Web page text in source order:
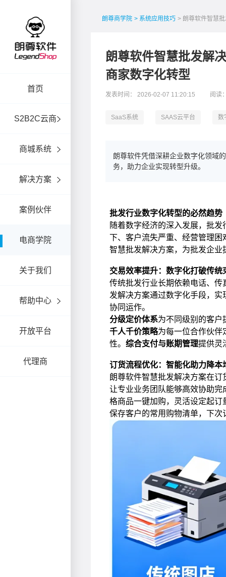
首页
S2B2C云商
商城系统
解决方案
案例伙伴
电商学院
关于我们
帮助中心
开放平台
代理商
朗尊商学院 > 系统应用技巧 > 朗尊软件智慧
朗尊软件智慧批发解
商家数字化转型
发表时间： 2026-02-07 11:20:15 阅读
SaaS系统 SAAS云平台 数
朗尊软件凭借深耕企业数字化领域
务，助力企业实现转型升级。